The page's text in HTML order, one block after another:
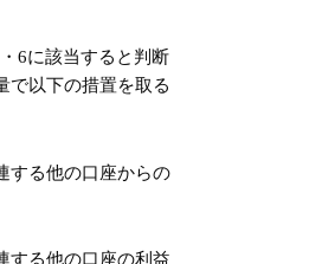
6に該当すると判断
で以下の措置を取る
する他の口座からの
する他の口座の利益